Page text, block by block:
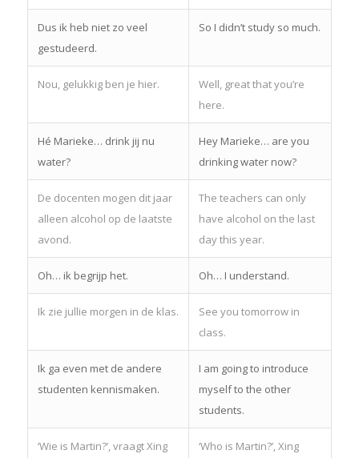
Dus ik heb niet zo veel
gestudeerd.
So I didn’t study so much.
Nou, gelukkig ben je hier.
Well, great that you’re
here.
Hé Marieke… drink jij nu
water?
Hey Marieke… are you
drinking water now?
De docenten mogen dit jaar
alleen alcohol op de laatste
avond.
The teachers can only
have alcohol on the last
day this year.
Oh… ik begrijp het. Oh… I understand.
Ik zie jullie morgen in de klas.
See you tomorrow in
class.
Ik ga even met de andere
studenten kennismaken.
I am going to introduce
myself to the other
students.
‘Wie is Martin?’, vraagt Xing
‘Who is Martin?’, Xing